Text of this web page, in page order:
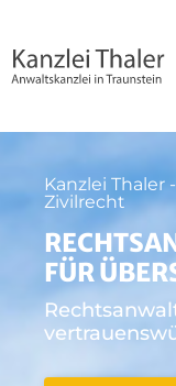
Kanzlei
Zivilrecht
FÜR